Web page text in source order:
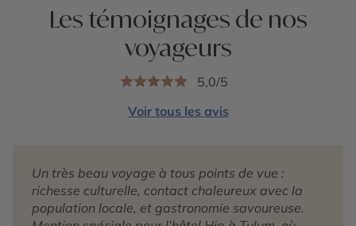
Les témoignages de nos
voyageurs
5,0/5
Voir tous les avis
Un très beau voyage à tous points de vue :
richesse culturelle, contact chaleureux avec la
population locale, et gastronomie savoureuse.